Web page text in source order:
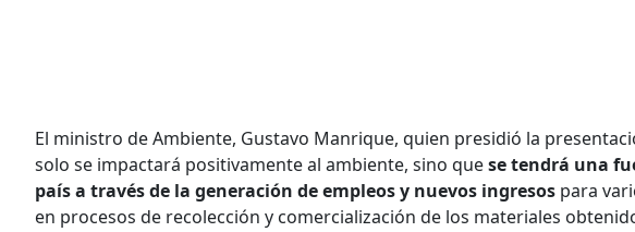
El ministro de Ambiente, Gustavo Manrique, quien presidió la
solo se impactará positivamente al ambiente, sino quese tendrá una
país a través de la generación de empleos y nuevos ingresos para
en procesos de recolección y comercialización de los materiales